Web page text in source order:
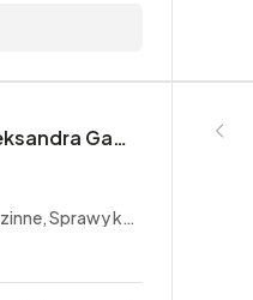
Kancelaria Adwokacka Aleksandra Gawin-Bławat
Sprawy karne